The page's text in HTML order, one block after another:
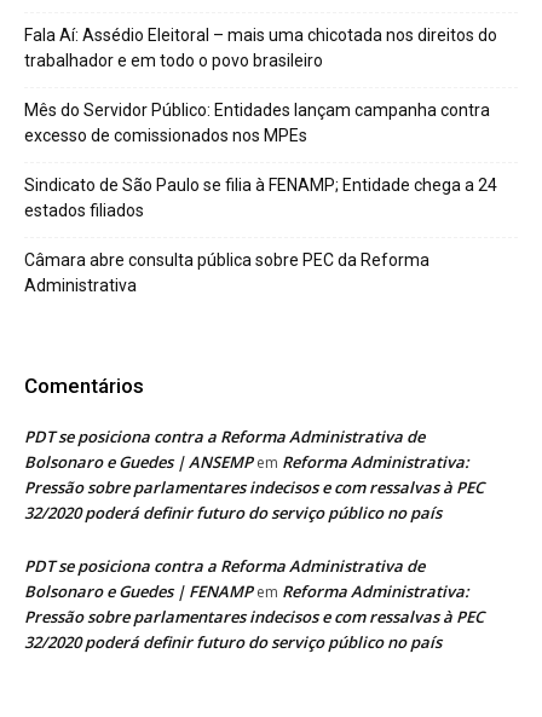
Fala Aí: Assédio Eleitoral – mais uma chicotada nos direitos do
trabalhador e em todo o povo brasileiro
Mês do Servidor Público: Entidades lançam campanha contra
excesso de comissionados nos MPEs
Sindicato de São Paulo se filia à FENAMP; Entidade chega a 24
estados filiados
Câmara abre consulta pública sobre PEC da Reforma
Administrativa
Comentários
PDT se posiciona contra a Reforma Administrativa de
Bolsonaro e Guedes | ANSEMPem Reforma Administrativa:
Pressão sobre parlamentares indecisos e com ressalvas à PEC
32/2020 poderá definir futuro do serviço público no país
PDT se posiciona contra a Reforma Administrativa de
Bolsonaro e Guedes | FENAMPem Reforma Administrativa:
Pressão sobre parlamentares indecisos e com ressalvas à PEC
32/2020 poderá definir futuro do serviço público no país